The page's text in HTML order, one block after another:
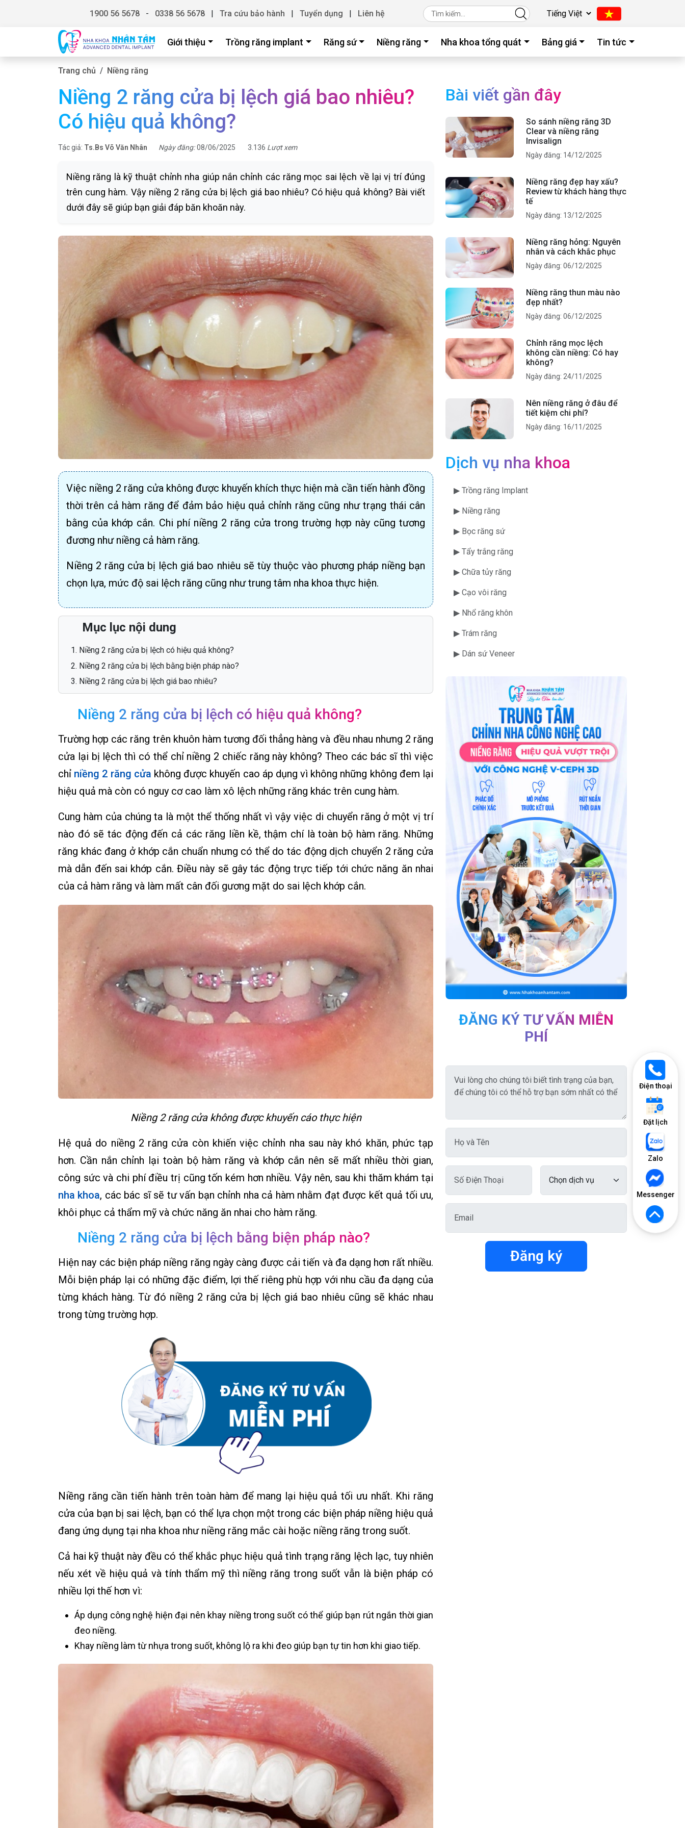
1900 56 5678 - 0338 56 5678 | Tra cứu bảo hành | Tuyển dụng | Liên hệ
Giới thiệu Trồng răng implant Răng sứ Niềng răng Nha khoa tổng quát Bảng giá Tin tức
Điện thoại
Đặt lịch
Zalo
Messenger
Trang chủ Niềng răng
Niềng 2 răng cửa bị lệch giá bao nhiêu?
Có hiệu quả không?
Tác giả: Ts.Bs Võ Văn Nhân Ngày đăng: 08/06/2025 3.136 Lượt xem
Niềng răng là kỹ thuật chỉnh nha giúp nắn chỉnh các răng mọc sai lệch về lại vị trí đúng
trên cung hàm. Vậy niềng 2 răng cửa bị lệch giá bao nhiêu? Có hiệu quả không? Bài viết
dưới đây sẽ giúp bạn giải đáp băn khoăn này.
Việc niềng 2 răng cửa không được khuyến khích thực hiện mà cần tiến hành đồng
thời trên cả hàm răng để đảm bảo hiệu quả chỉnh răng cũng như trạng thái cân
bằng của khớp cắn. Chi phí niềng 2 răng cửa trong trường hợp này cũng tương
đương như niềng cả hàm răng.
Niềng 2 răng cửa bị lệch giá bao nhiêu sẽ tùy thuộc vào phương pháp niềng bạn
chọn lựa, mức độ sai lệch răng cũng như trung tâm nha khoa thực hiện.
Mục lục nội dung
Niềng 2 răng cửa bị lệch có hiệu quả không?
Niềng 2 răng cửa bị lệch bằng biện pháp nào?
Niềng 2 răng cửa bị lệch giá bao nhiêu?
Niềng 2 răng cửa bị lệch có hiệu quả không?
Trường hợp các răng trên khuôn hàm tương đối thẳng hàng và đều nhau nhưng 2 răng
cửa lại bị lệch thì có thể chỉ niềng 2 chiếc răng này không? Theo các bác sĩ thì việc
chỉ niềng 2 răng cửa không được khuyến cao áp dụng vì không những không đem lại
hiệu quả mà còn có nguy cơ cao làm xô lệch những răng khác trên cung hàm.
Cung hàm của chúng ta là một thể thống nhất vì vậy việc di chuyển răng ở một vị trí
nào đó sẽ tác động đến cả các răng liền kề, thậm chí là toàn bộ hàm răng. Những
răng khác đang ở khớp cắn chuẩn nhưng có thể do tác động dịch chuyển 2 răng cửa
mà dẫn đến sai khớp cắn. Điều này sẽ gây tác động trực tiếp tới chức năng ăn nhai
của cả hàm răng và làm mất cân đối gương mặt do sai lệch khớp cắn.
Niềng 2 răng cửa không được khuyến cáo thực hiện
Hệ quả do niềng 2 răng cửa còn khiến việc chỉnh nha sau này khó khăn, phức tạp
hơn. Cần nắn chỉnh lại toàn bộ hàm răng và khớp cắn nên sẽ mất nhiều thời gian,
công sức và chi phí điều trị cũng tốn kém hơn nhiều. Vậy nên, sau khi thăm khám tại
nha khoa, các bác sĩ sẽ tư vấn bạn chỉnh nha cả hàm nhằm đạt được kết quả tối ưu,
khôi phục cả thẩm mỹ và chức năng ăn nhai cho hàm răng.
Niềng 2 răng cửa bị lệch bằng biện pháp nào?
Hiện nay các biện pháp niềng răng ngày càng được cải tiến và đa dạng hơn rất nhiều.
Mỗi biện pháp lại có những đặc điểm, lợi thế riêng phù hợp với nhu cầu đa dạng của
từng khách hàng. Từ đó niềng 2 răng cửa bị lệch giá bao nhiêu cũng sẽ khác nhau
trong từng trường hợp.
Niềng răng cần tiến hành trên toàn hàm để mang lại hiệu quả tối ưu nhất. Khi răng
cửa của bạn bị sai lệch, bạn có thể lựa chọn một trong các biện pháp niềng hiệu quả
đang ứng dụng tại nha khoa như niềng răng mắc cài hoặc niềng răng trong suốt.
Cả hai kỹ thuật này đều có thể khắc phục hiệu quả tình trạng răng lệch lạc, tuy nhiên
nếu xét về hiệu quả và tính thẩm mỹ thì niềng răng trong suốt vẫn là biện pháp có
nhiều lợi thế hơn vì:
Áp dụng công nghệ hiện đại nên khay niềng trong suốt có thể giúp bạn rút ngắn thời gian
đeo niềng.
Khay niềng làm từ nhựa trong suốt, không lộ ra khi đeo giúp bạn tự tin hơn khi giao tiếp.
Bài viết gần đây
So sánh niềng răng 3D
Clear và niềng răng
Invisalign
Ngày đăng: 14/12/2025
Niềng răng đẹp hay xấu?
Review từ khách hàng thực
tế
Ngày đăng: 13/12/2025
Niềng răng hỏng: Nguyên
nhân và cách khắc phục
Ngày đăng: 06/12/2025
Niềng răng thun màu nào
đẹp nhất?
Ngày đăng: 06/12/2025
Chỉnh răng mọc lệch
không cần niềng: Có hay
không?
Ngày đăng: 24/11/2025
Nên niềng răng ở đâu để
tiết kiệm chi phí?
Ngày đăng: 16/11/2025
Dịch vụ nha khoa
▶ Trồng răng Implant
▶ Niềng răng
▶ Bọc răng sứ
▶ Tẩy trắng răng
▶ Chữa tủy răng
▶ Cạo vôi răng
▶ Nhổ răng khôn
▶ Trám răng
▶ Dán sứ Veneer
ĐĂNG KÝ TƯ VẤN MIỄN
PHÍ
Đăng ký